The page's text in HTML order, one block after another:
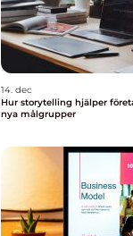
14. dec
Hur storytelling hjälper
nya målgrupper